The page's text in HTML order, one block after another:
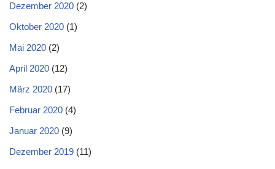
Dezember 2020 (2)
Oktober 2020 (1)
Mai 2020 (2)
April 2020 (12)
März 2020 (17)
Februar 2020 (4)
Januar 2020 (9)
Dezember 2019 (11)